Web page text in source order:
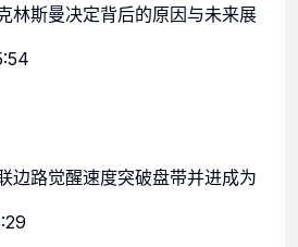
林斯曼决定背后的原因与未来展
边路觉醒速度突破盘带并进成为